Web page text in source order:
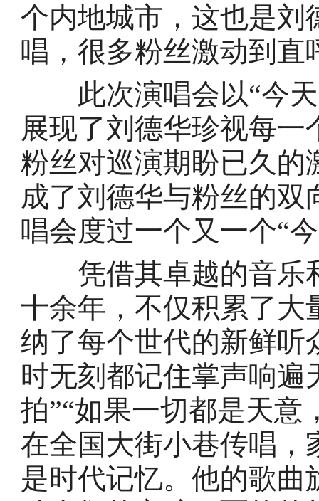
个内地城市，这也是刘
唱，很多粉丝激动到直
此次演唱会以“今天
展现了刘德华珍视每
粉丝对巡演期盼已久的
成了刘德华与粉丝的
唱会度过一个又一个“
凭借其卓越的音乐
十余年，不仅积累了大
纳了每个世代的新鲜听
时无刻都记住掌声响遍
拍”“如果一切都是天意
在全国大街小巷传唱，
是时代记忆。他的歌